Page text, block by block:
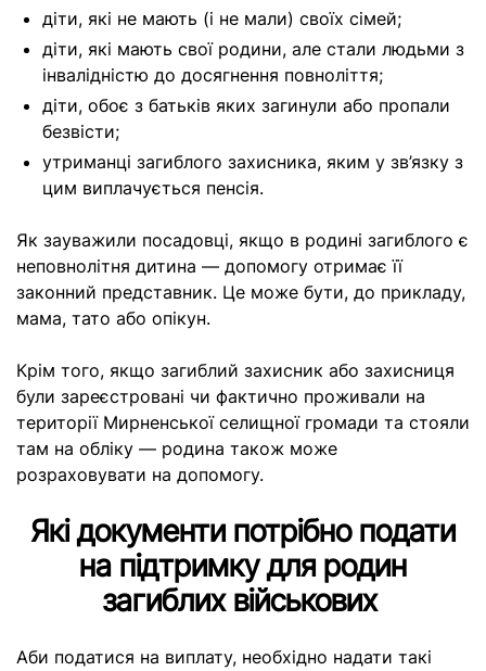
діти, які не мають (і не мали) своїх сімей;
діти, які мають свої родини, але стали людьми з
інвалідністю до досягнення повноліття;
діти, обоє з батьків яких загинули або пропали
безвісти;
утриманці загиблого захисника, яким у зв’язку з
цим виплачується пенсія.
Як зауважили посадовці, якщо в родині загиблого є
неповнолітня дитина — допомогу отримає її
законний представник. Це може бути, до прикладу,
мама, тато або опікун.
Крім того, якщо загиблий захисник або захисниця
були зареєстровані чи фактично проживали на
території Мирненської селищної громади та стояли
там на обліку — родина також може
розраховувати на допомогу.
Які документи потрібно подати
на підтримку для родин
загиблих військових
Аби податися на виплату, необхідно надати такі